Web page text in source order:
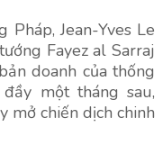
Jean-Yves Le
Fayez al Sarraj
doanh của thống
một tháng sau,
mở chiến dịch chinh